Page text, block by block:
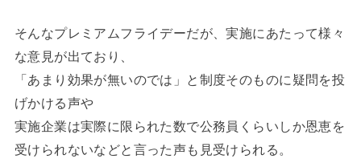
そんなプレミアムフライデーだが、実施にあたって様々
な意見が出ており、
「あまり効果が無いのでは」と制度そのものに疑問を投
げかける声や
実施企業は実際に限られた数で公務員くらいしか恩恵を
受けられないなどと言った声も見受けられる。